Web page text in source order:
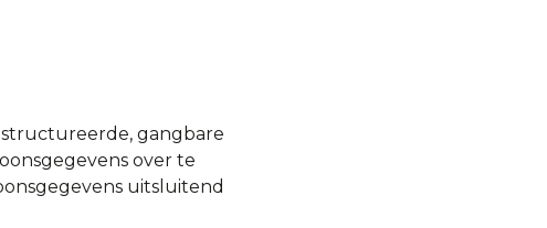
gangbare
over te
uitsluitend